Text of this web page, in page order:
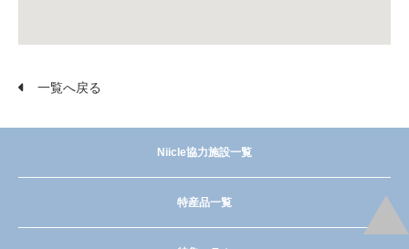
一覧へ戻る
Niicle協力施設一覧
特産品一覧